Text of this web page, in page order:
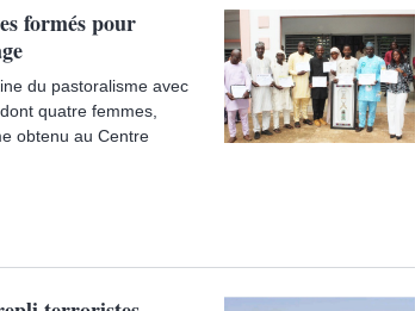
formés pour
du pastoralisme avec
quatre femmes,
obtenu au Centre